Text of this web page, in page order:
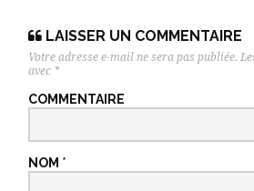
LAISSER UN COMMENTAIRE
Votre adresse e-mail ne sera pas publiée.
avec *
COMMENTAIRE
NOM *